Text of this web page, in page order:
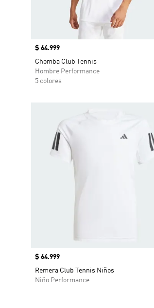
Precio
$ 64.999
Chomba Club Tennis
Hombre Performance
5 colores
Precio
$ 64.999
Remera Club Tennis Niños
Niño Performance